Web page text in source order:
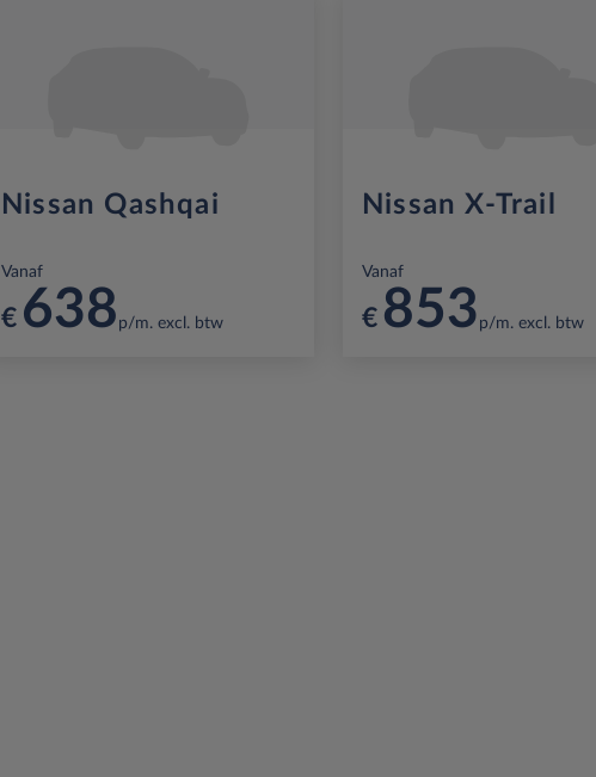
Nissan Qashqai
Vanaf
€ 638 p/m. excl. btw
Nissan X-Trail
Vanaf
€ 853 p/m. excl. btw